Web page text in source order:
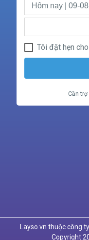
Tôi đặt hẹn
Cần
Layso.vn thuộc công
Copyright